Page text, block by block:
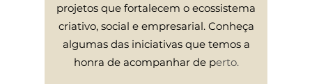
projetos que fortalecem o ecossistema
criativo, social e empresarial. Conheça
algumas das iniciativas que temos a
honra de acompanhar de perto.